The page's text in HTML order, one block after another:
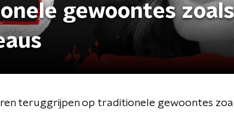
gewoontes zoals
teruggrijpen op traditionele gewoontes